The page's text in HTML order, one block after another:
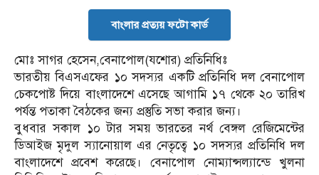
বাংলার প্রত্যয় ফটো কার্ড
মোঃ সাগর হেসেন,বেনাপোল(যশোর) প্রতিনিধিঃ
ভারতীয় বিএসএফের ১০ সদস্যর একটি প্রতিনিধি দল বেনাপোল
চেকপোষ্ট দিয়ে বাংলাদেশে এসেছে আগামি ১৭ থেকে ২০ তারিখ
পর্যন্ত পতাকা বৈঠকের জন্য প্রস্তুতি সভা করার জন্য।
বুধবার সকাল ১০ টার সময় ভারতের নর্থ বেঙ্গল রেজিমেন্টের
ডিআইজ মৃদুল স্যানোয়াল এর নেতৃত্বে ১০ সদস্যর প্রতিনিধি দল
বাংলাদেশে প্রবেশ করেছে। বেনাপোল নোম্যান্সল্যান্ডে খুলনা